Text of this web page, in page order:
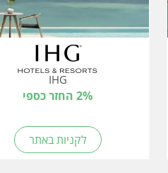
IHG
2% החזר כספי
לקניות באתר